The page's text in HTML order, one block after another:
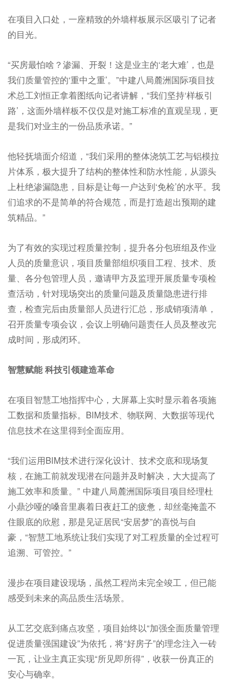
在项目入口处，一座精致的外墙样板展示区吸引了记者
的目光。
“买房最怕啥？渗漏、开裂！这是业主的‘老大难’，也是
我们质量管控的‘重中之重’。”中建八局麓洲国际项目技
术总工刘恒正拿着图纸向记者讲解，“我们坚持‘样板引
路’，这面外墙样板不仅仅是对施工标准的直观呈现，更
是我们对业主的一份品质承诺。”
他轻抚墙面介绍道，“我们采用的整体浇筑工艺与铝模拉
片体系，极大提升了结构的整体性和防水性能，从源头
上杜绝渗漏隐患，目标是让每一户达到‘免检’的水平。我
们追求的不是简单的符合规范，而是打造超出预期的建
筑精品。”
为了有效的实现过程质量控制，提升各分包班组及作业
人员的质量意识，项目质量部组织项目工程、技术、质
量、各分包管理人员，邀请甲方及监理开展质量专项检
查活动，针对现场突出的质量问题及质量隐患进行排
查，检查完后由质量部人员进行汇总，形成销项清单，
召开质量专项会议，会议上明确问题责任人员及整改完
成时间，形成闭环。
智慧赋能 科技引领建造革命
在项目智慧工地指挥中心，大屏幕上实时显示着各项施
工数据和质量指标。BIM技术、物联网、大数据等现代
信息技术在这里得到全面应用。
“我们运用BIM技术进行深化设计、技术交底和现场复
核，在施工前就发现潜在问题并及时解决，大大提高了
施工效率和质量。” 中建八局麓洲国际项目项目经理杜
小鼎沙哑的嗓音里裹着日夜赶工的疲惫，却丝毫掩盖不
住眼底的欣慰，那是见证居民“安居梦”的喜悦与自
豪，“智慧工地系统让我们实现了对工程质量的全过程可
追溯、可管控。”
漫步在项目建设现场，虽然工程尚未完全竣工，但已能
感受到未来的高品质生活场景。
从工艺交底到痛点攻坚，项目始终以“加强全面质量管理
促进质量强国建设”为依托，将“好房子”的理念注入一砖
一瓦，让业主真正实现“所见即所得”，收获一份真正的
安心与确幸。